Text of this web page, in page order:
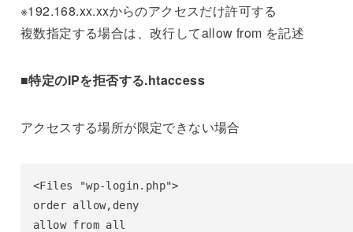
※192.168.xx.xxからのアクセスだけ許可する
複数指定する場合は、改行してallow from を記述
■特定のIPを拒否する.htaccess
アクセスする場所が限定できない場合
<Files "wp-login.php">
order allow,deny
allow from all